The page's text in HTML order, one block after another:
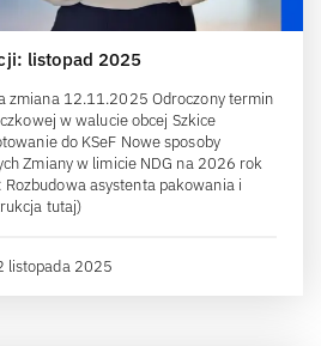
listopad 2025
zmiana 12.11.2025 Odroczony termin
w walucie obcej Szkice
do KSeF Nowe sposoby
Zmiany w limicie NDG na 2026 rok
asystenta pakowania i
tutaj)
listopada 2025